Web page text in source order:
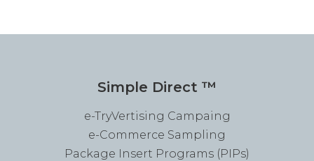
Simple Direct ™
e-TryVertising Campaing
e-Commerce Sampling
Package Insert Programs (PIPs)